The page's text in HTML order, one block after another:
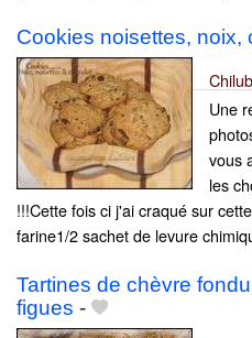
Cookies noisettes, noix,
Une
vous
les
!!!Cette fois ci j'ai craqué sur
farine1/2 sachet de levure
Tartines de chèvre
figues -